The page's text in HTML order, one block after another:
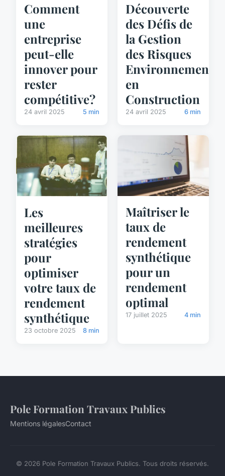
Comment
une
entreprise
peut-elle
innover pour
rester
compétitive?
24 avril 2025 5 min
Découverte
des Défis de
la Gestion
des Risques
en
Construction
24 avril 2025 6 min
Les
meilleures
stratégies
pour
optimiser
votre taux de
rendement
synthétique
23 octobre 2025 8 min
Maîtriser le
taux de
rendement
synthétique
pour un
rendement
optimal
17 juillet 2025 4 min
Pole Formation Travaux Publics
Mentions légalesContact
© 2026 Pole Formation Travaux Publics. Tous droits réservés.